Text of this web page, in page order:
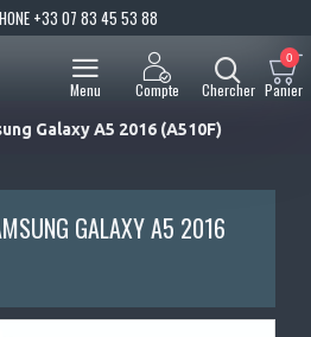
+33 07 83 45 53 88
0
Galaxy A5 2016 (A510F)
GALAXY A5 2016